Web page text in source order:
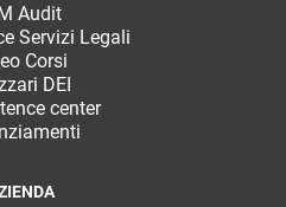
Audit
Servizi Legali
Corsi
DEI
center